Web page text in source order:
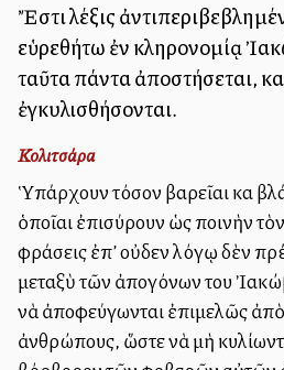
Ἔστι λέξις
εὑρεθήτω ἐν κληρονομίᾳ
ταῦτα πάντα ἀποστήσεται,
ἐγκυλισθήσονται.
Κολιτσάρα
Ὑπάρχουν τόσον βαρεῖαι καὶ
ὁποῖαι ἐπισύρουν ὡς ποινὴν
φράσεις ἐπ’ οὐδενὶ λόγῳ δὲν
μεταξὺ τῶν ἀπογόνων του
νὰ ἀποφεύγωνται ἐπιμελῶς ἀπὸ
ἀνθρώπους, ὥστε νὰ μὴ